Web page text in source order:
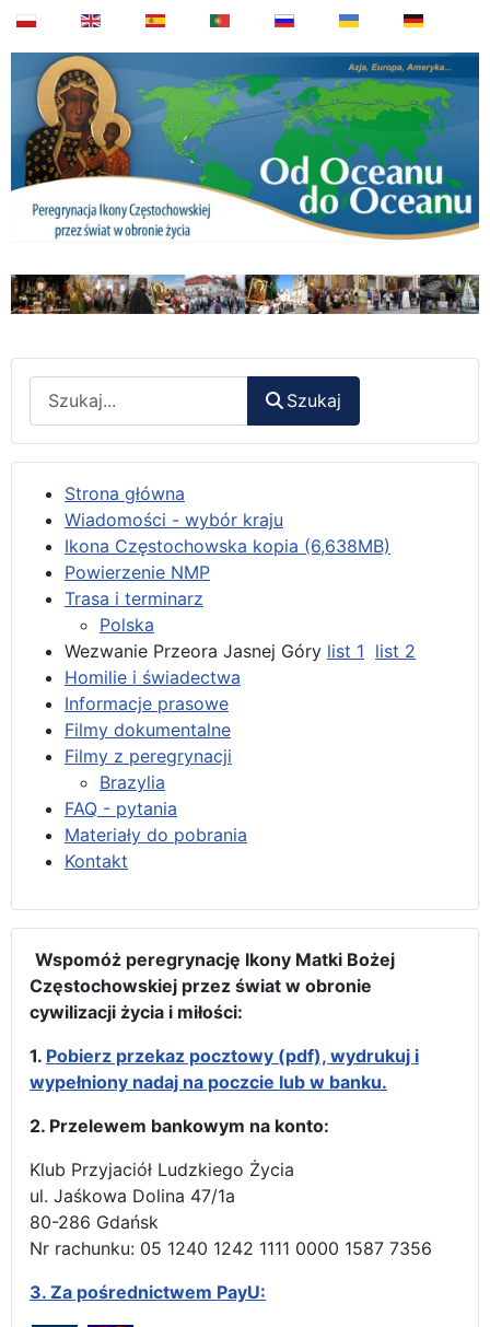
Szukaj
Strona główna
Wiadomości - wybór kraju
Ikona Częstochowska kopia (6,638MB)
Powierzenie NMP
Trasa i terminarz
Polska
Wezwanie Przeora Jasnej Góry list 1 list 2
Homilie i świadectwa
Informacje prasowe
Filmy dokumentalne
Filmy z peregrynacji
Brazylia
FAQ - pytania
Materiały do pobrania
Kontakt
Wspomóż peregrynację Ikony Matki Bożej
Częstochowskiej przez świat w obronie
cywilizacji życia i miłości:
1. Pobierz przekaz pocztowy (pdf), wydrukuj i
wypełniony nadaj na poczcie lub w banku.
2. Przelewem bankowym na konto:
Klub Przyjaciół Ludzkiego Życia
ul. Jaśkowa Dolina 47/1a
80-286 Gdańsk
Nr rachunku: 05 1240 1242 1111 0000 1587 7356
3. Za pośrednictwem PayU: